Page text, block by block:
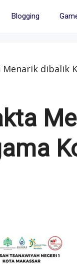
Blogging
dibalik